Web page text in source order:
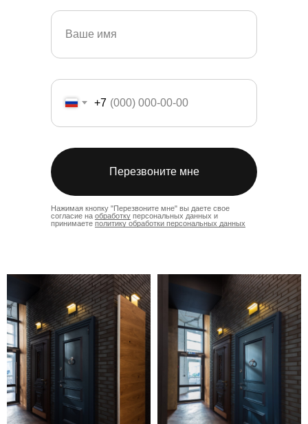
+7
Перезвоните мне
Нажимая кнопку "Перезвоните мне" вы даете свое
согласие на обработку персональных данных и
принимаете политику обработки персональных данных